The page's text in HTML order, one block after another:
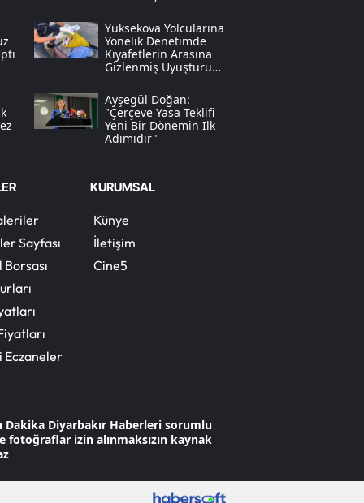
Batman
Şırnak
Bartın
Ardahan
Iğdır
Kilis
Osmaniye
Yüksekova Yolcularına
Yönelik Denetimde
Kıyafetlerin Arasına
Gizlenmiş Uyuşturucu
Ayşegül Doğan:
"çerçeve Yasa Teklifi
Yeni Bir Dönemin Ilk
Adımıdır"
Sayfası
Eczaneler
KURUMSAL
Künye
İletişim
Cine5
Dakika Diyarbakır Haberleri sorumlu
fotoğraflar izin alınmaksızın kaynak